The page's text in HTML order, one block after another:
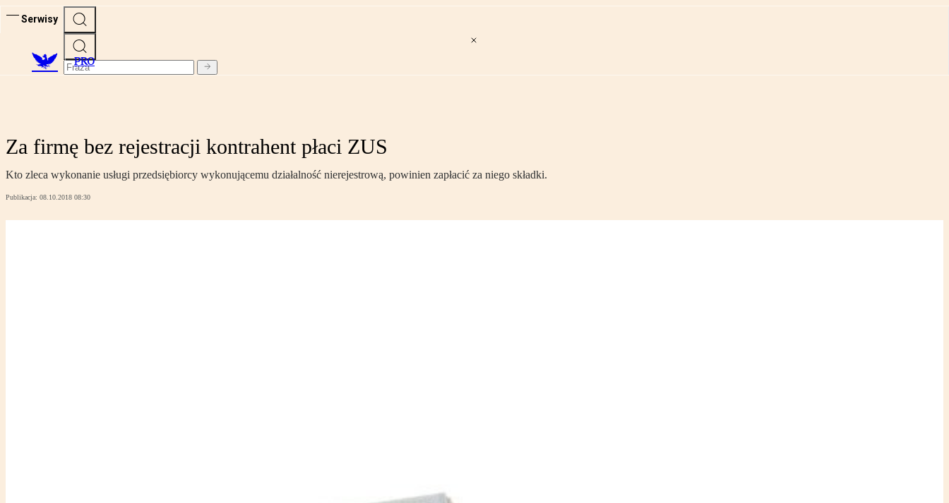
Serwisy
PRO
Za firmę bez rejestracji kontrahent płaci ZUS
Kto zleca wykonanie usługi przedsiębiorcy wykonującemu działalność nierejestrową, powinien zapłacić za niego składki.
Publikacja: 08.10.2018 08:30